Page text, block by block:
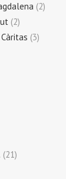
(2)
(2)
(3)
(21)